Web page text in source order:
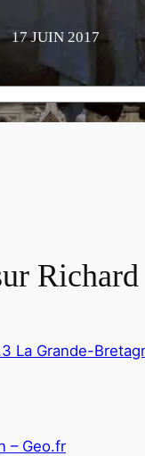
17 JUIN 2017
La Grande-
– Geo.fr